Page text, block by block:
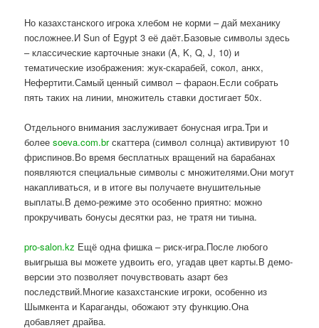
Но казахстанского игрока хлебом не корми – дай механику
посложнее.И Sun of Egypt 3 её даёт.Базовые символы здесь
– классические карточные знаки (A, K, Q, J, 10) и
тематические изображения: жук-скарабей, сокол, анкх,
Нефертити.Самый ценный символ – фараон.Если собрать
пять таких на линии, множитель ставки достигает 50x.
Отдельного внимания заслуживает бонусная игра.Три и
болееsoeva.com.brскаттера (символ солнца) активируют 10
фриспинов.Во время бесплатных вращений на барабанах
появляются специальные символы с множителями.Они могут
накапливаться, и в итоге вы получаете внушительные
выплаты.В демо-режиме это особенно приятно: можно
прокручивать бонусы десятки раз, не тратя ни тиына.
pro-salon.kz Ещё одна фишка – риск-игра.После любого
выигрыша вы можете удвоить его, угадав цвет карты.В демо-
версии это позволяет почувствовать азарт без
последствий.Многие казахстанские игроки, особенно из
Шымкента и Караганды, обожают эту функцию.Она
добавляет драйва.